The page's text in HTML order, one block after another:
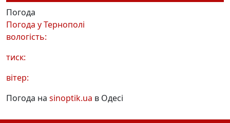
Погода
Погода уТернополі
вологість:
тиск:
вітер:
Погода на sinoptik.ua в Одесі